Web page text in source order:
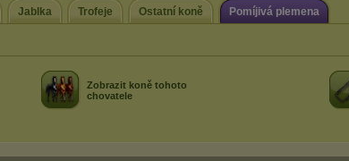
Jablka Trofeje Ostatní koně Pomíjivá plemena
Zobrazit koně tohoto
chovatele